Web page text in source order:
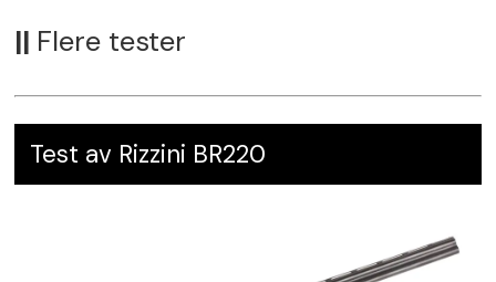
|| Flere tester
Test av Rizzini BR220